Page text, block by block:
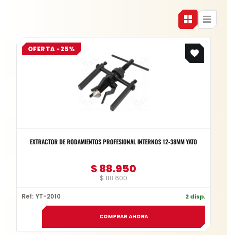
OFERTA -25%
EXTRACTOR DE RODAMIENTOS PROFESIONAL INTERNOS 12-38MM YATO
$118.600
was:
$ 118.600.
$ 88.950
is:
$ 88.950.
Ref: YT-2010 2 disp.
COMPRAR AHORA